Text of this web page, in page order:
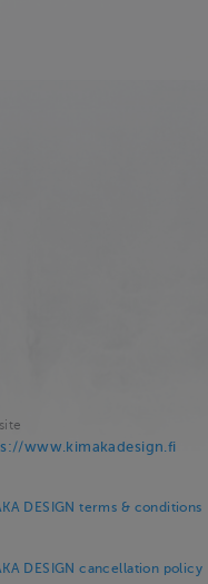
www.kimakadesign.fi
DESIGN terms & conditions
DESIGN cancellation policy